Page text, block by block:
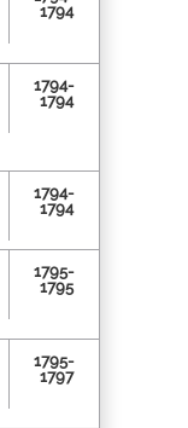
1794
1794-
1794
1794-
1794
1795-
1795
1795-
1797